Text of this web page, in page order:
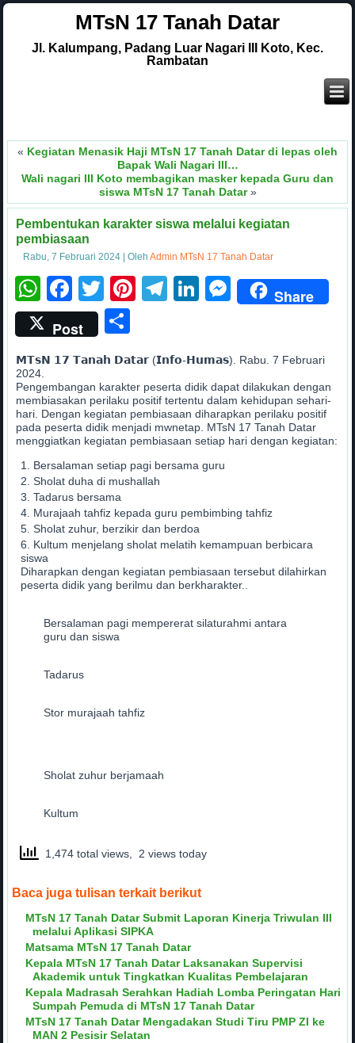
MTsN 17 Tanah Datar
Jl. Kalumpang, Padang Luar Nagari III Koto, Kec.
Rambatan
« Kegiatan Menasik Haji MTsN 17 Tanah Datar di lepas oleh
Bapak Wali Nagari III…
Wali nagari III Koto membagikan masker kepada Guru dan
siswa MTsN 17 Tanah Datar»
Pembentukan karakter siswa melalui kegiatan
pembiasaan
Rabu, 7 Februari 2024 |Oleh Admin MTsN 17 Tanah Datar
WhatsApp
Facebook
Twitter
Pinterest
Telegram
LinkedIn
Share
Post
𝗠𝗧𝘀𝗡 𝟭𝟳 𝗧𝗮𝗻𝗮𝗵 𝗗𝗮𝘁𝗮𝗿 (𝗜𝗻𝗳𝗼-𝗛𝘂𝗺𝗮𝘀). Rabu. 7 Februari
2024.
Pengembangan karakter peserta didik dapat dilakukan dengan
membiasakan perilaku positif tertentu dalam kehidupan sehari-
hari. Dengan kegiatan pembiasaan diharapkan perilaku positif
pada peserta didik menjadi mwnetap. MTsN 17 Tanah Datar
menggiatkan kegiatan pembiasaan setiap hari dengan kegiatan:
Bersalaman setiap pagi bersama guru
Sholat duha di mushallah
Tadarus bersama
Murajaah tahfiz kepada guru pembimbing tahfiz
Sholat zuhur, berzikir dan berdoa
Kultum menjelang sholat melatih kemampuan berbicara
siswa
Diharapkan dengan kegiatan pembiasaan tersebut dilahirkan
peserta didik yang berilmu dan berkharakter..
Bersalaman pagi mempererat silaturahmi antara
guru dan siswa
Tadarus
Stor murajaah tahfiz
Sholat zuhur berjamaah
Kultum
1,474 total views, 2 views today
Baca juga tulisan terkait berikut
MTsN 17 Tanah Datar Submit Laporan Kinerja Triwulan III
melalui Aplikasi SIPKA
Matsama MTsN 17 Tanah Datar
Kepala MTsN 17 Tanah Datar Laksanakan Supervisi
Akademik untuk Tingkatkan Kualitas Pembelajaran
Kepala Madrasah Serahkan Hadiah Lomba Peringatan Hari
Sumpah Pemuda di MTsN 17 Tanah Datar
MTsN 17 Tanah Datar Mengadakan Studi Tiru PMP ZI ke
MAN 2 Pesisir Selatan